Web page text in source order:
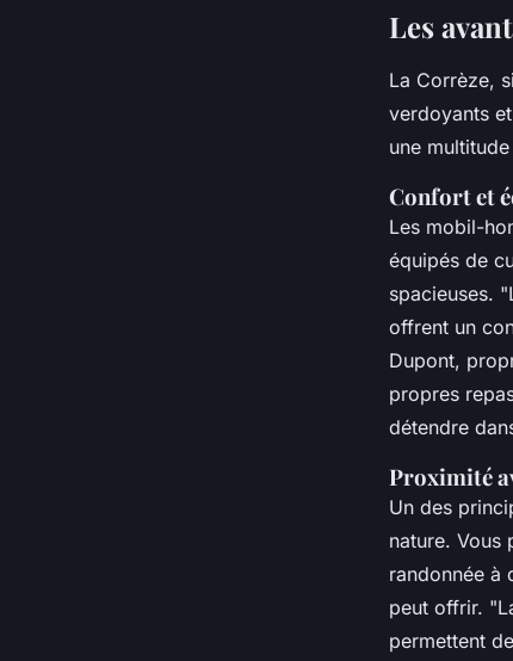
Les
La Corrèze,
verdoyants
une
Confort et
Les mobil-
équipés de
spacieuses.
offrent un
Dupont,
propres
détendre
Proximité
Un des
nature. Vous
randonnée à
peut offrir.
permettent